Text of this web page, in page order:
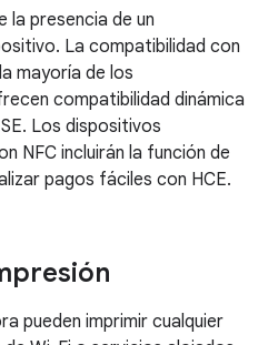
la presencia de un
La compatibilidad con
mayoría de los
compatibilidad dinámica
Los dispositivos
NFC incluirán la función de
pagos fáciles con HCE.
pueden imprimir cualquier